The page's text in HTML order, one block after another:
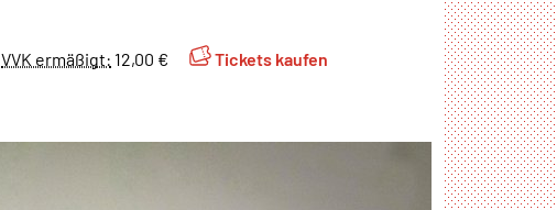
VVK ermäßigt: 12,00 € Externer Link:
Tickets kaufen